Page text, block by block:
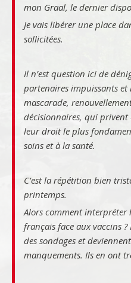
mon Graal, le dernier
Je vais libérer une place
sollicitées.
Il n’est question ici de
partenaires impuissants
mascarade,
décisionnaires, qui
leur droit le plus
soins et à la santé.
C’est la répétition bien
printemps.
Alors comment interpréter
français face aux vaccins ?
des sondages et
manquements. Ils en ont